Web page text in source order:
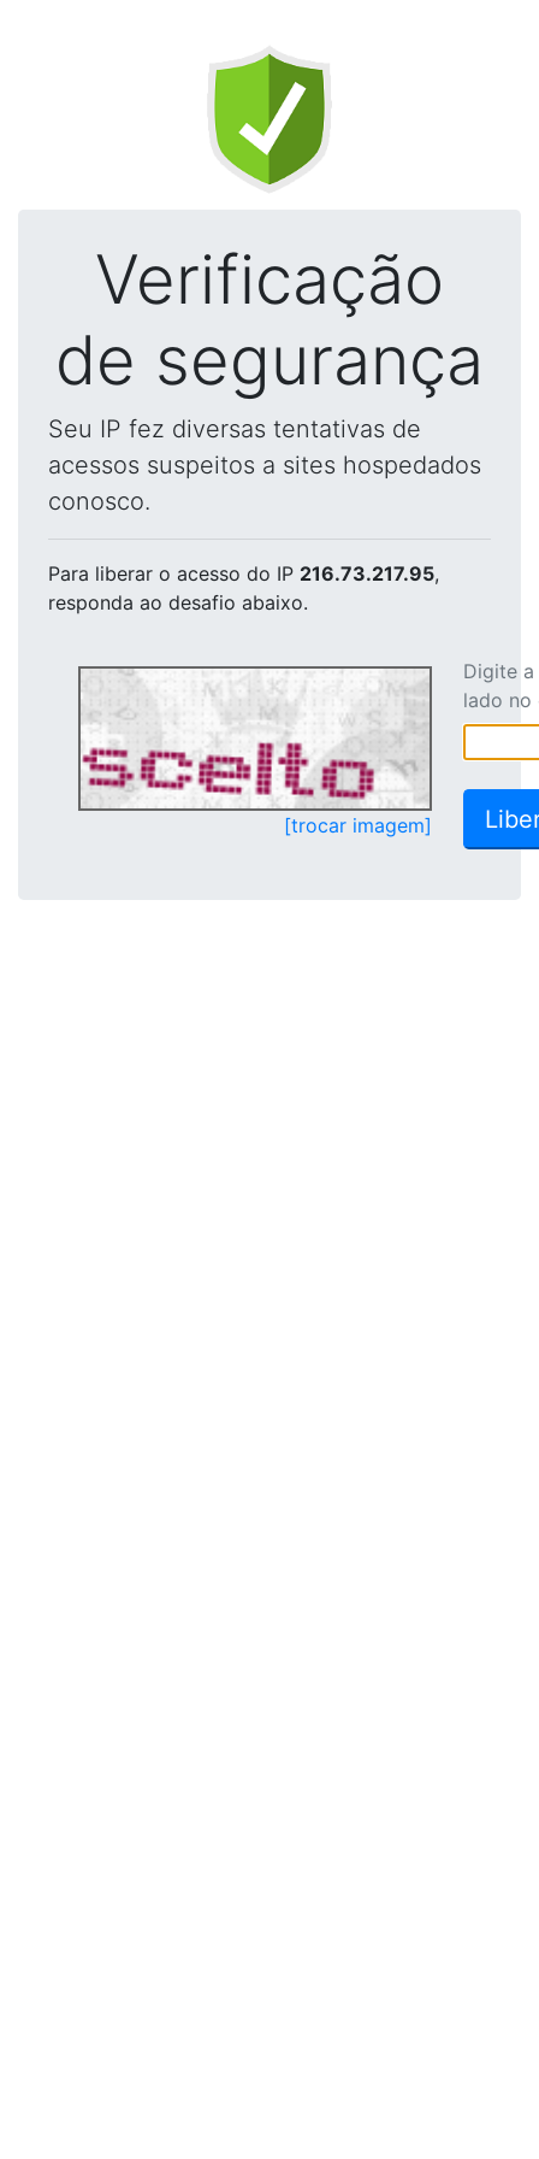
Verificação
de segurança
Seu IP fez diversas tentativas de
acessos suspeitos a sites hospedados
conosco.
Para liberar o acesso do IP 216.73.217.95,
responda ao desafio abaixo.
[trocar imagem]
Digite
lado no